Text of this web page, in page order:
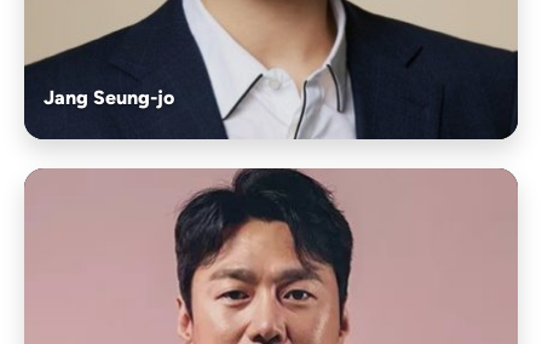
Jang Seung-jo